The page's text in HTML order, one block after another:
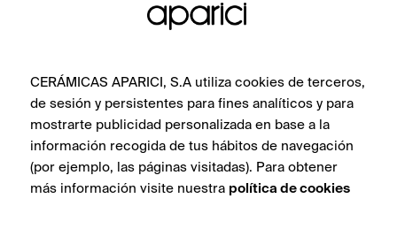
CERÁMICAS APARICI, S.A utiliza cookies de terceros,
de sesión y persistentes para fines analíticos y para
mostrarte publicidad personalizada en base a la
información recogida de tus hábitos de navegación
(por ejemplo, las páginas visitadas). Para obtener
más información visite nuestra política de cookies